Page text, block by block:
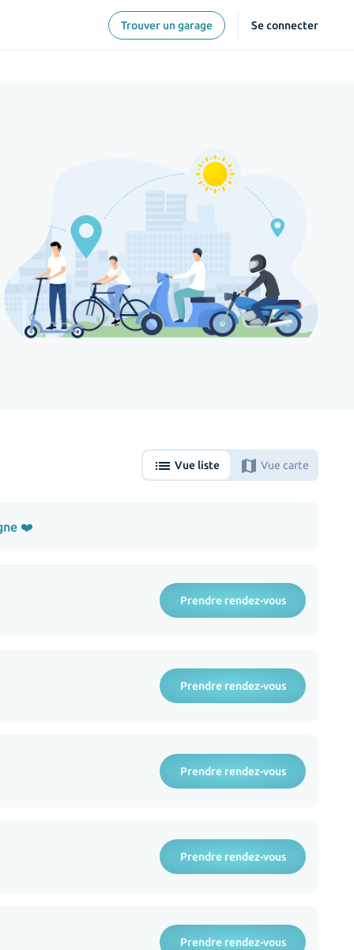
Trouver un garage Se connecter
list Vue liste map Vue carte
❤️
Prendre rendez-vous
Prendre rendez-vous
Prendre rendez-vous
Prendre rendez-vous
Prendre rendez-vous